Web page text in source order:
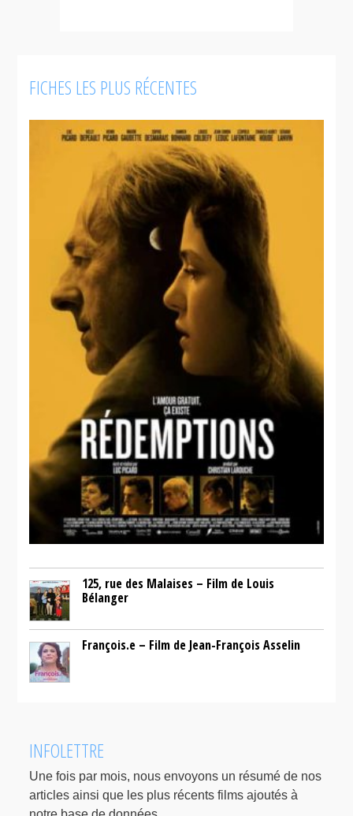
FICHES LES PLUS RÉCENTES
125, rue des Malaises – Film de Louis
Bélanger
François.e – Film de Jean-François Asselin
INFOLETTRE
Une fois par mois, nous envoyons un résumé de nos
articles ainsi que les plus récents films ajoutés à